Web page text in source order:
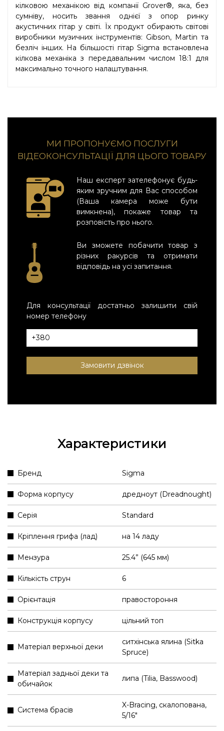
кілковою механікою від компанії Grover®, яка, без
сумніву, носить звання однієї з опор ринку
акустичних гітар у світі. Їх продукт обирають світові
виробники музичних інструментів: Gibson, Martin та
безліч інших. На більшості гітар Sigma встановлена
кілкова механіка з передавальним числом 18:1 для
максимально точного налаштування.
МИ ПРОПОНУЄМО ПОСЛУГИ
ВІДЕОКОНСУЛЬТАЦІЇ ДЛЯ ЦЬОГО ТОВАРУ
Наш експерт зателефонує будь-
яким зручним для Вас способом
(Ваша камера може бути
вимкнена), покаже товар та
розповість про нього.
Ви зможете побачити товар з
різних ракурсів та отримати
відповідь на усі запитання.
Для консультації достатньо залишити свій
номер телефону
Замовити дзвінок
Характеристики
Бренд Sigma
Форма корпусу дредноут (Dreadnought)
Серія Standard
Кріплення грифа (лад) на 14 ладу
Мензура 25.4” (645 мм)
Кількість струн 6
Орієнтація правостороння
Конструкція корпусу цільний топ
Матеріал верхньої деки
ситхінська ялина (Sitka
Spruce)
Матеріал задньої деки та
обичайок
липа (Tilia, Basswood)
Система брасів
X-Bracing, скалопована,
5/16"